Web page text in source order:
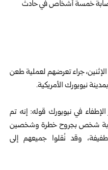
جراء تعرضهم لعملية طعن
نيويورك الأمريكية.
في نيويورك قوله: إنه تم
شخص بجروح خطرة وشخصين
وقد نُقلوا جميعهم إلى